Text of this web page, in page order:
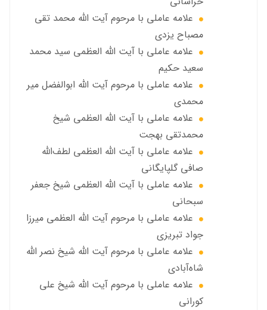
علامه عاملی با مرحوم آيت الله محمد تقي
مصباح يزدي
علامه عاملي با آیت الله العظمی سید محمد
سعید حکیم
علامه عاملي با مرحوم آیت الله ابوالفضل مير
محمدي
علامه عاملی با آيت الله العظمى شيخ
محمدتقی بهجت
علامه عاملي با آیت الله العظمی لطف‌الله
صافی گلپایگانی
علامه عاملی با آيت الله العظمى شيخ جعفر
سبحاني
علامه عاملی با مرحوم آيت الله العظمى ميرزا
جواد تبريزي
علامه عاملی با مرحوم آيت الله شيخ نصر الله
شاه‌آبادي
علامه عاملی با مرحوم آيت الله شيخ علي
كوراني